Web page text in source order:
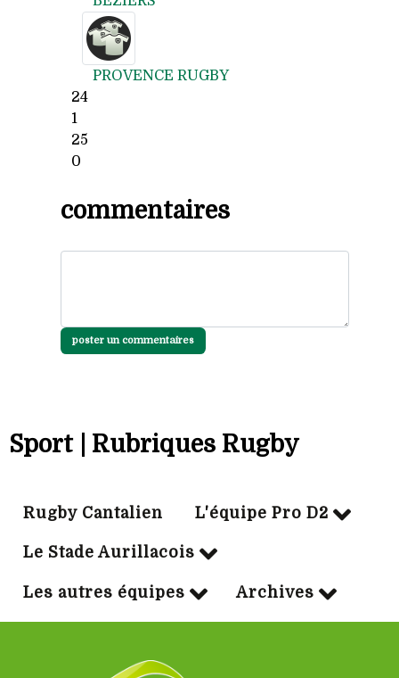
PROVENCE RUGBY
24
1
25
0
commentaires
poster un commentaires
Sport | Rubriques Rugby
Rugby Cantalien L'équipe Pro D2
Le Stade Aurillacois
Les autres équipes Archives